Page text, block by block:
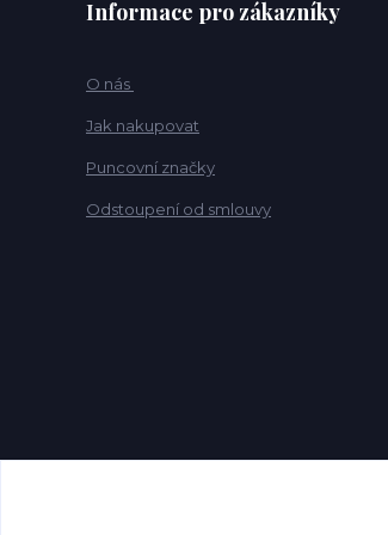
Informace pro zákazníky
O nás
Jak nakupovat
Puncovní značky
Odstoupení od smlouvy